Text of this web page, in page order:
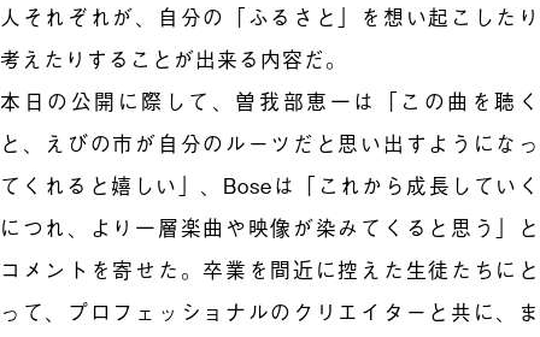
人それぞれが、自分の「ふるさと」を想い起こしたり
考えたりすることが出来る内容だ。
本日の公開に際して、曽我部恵一は「この曲を聴く
と、えびの市が自分のルーツだと思い出すようになっ
てくれると嬉しい」、Boseは「これから成長していく
につれ、より一層楽曲や映像が染みてくると思う」と
コメントを寄せた。卒業を間近に控えた生徒たちにと
って、プロフェッショナルのクリエイターと共に、ま